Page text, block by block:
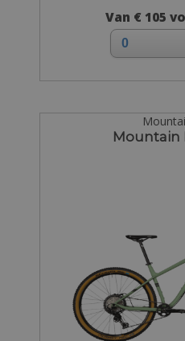
Van € 105
Mountain